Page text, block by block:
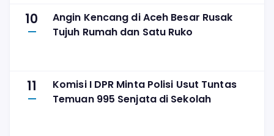
10
Angin Kencang di Aceh Besar Rusak
Tujuh Rumah dan Satu Ruko
11
Komisi I DPR Minta Polisi Usut Tuntas
Temuan 995 Senjata di Sekolah